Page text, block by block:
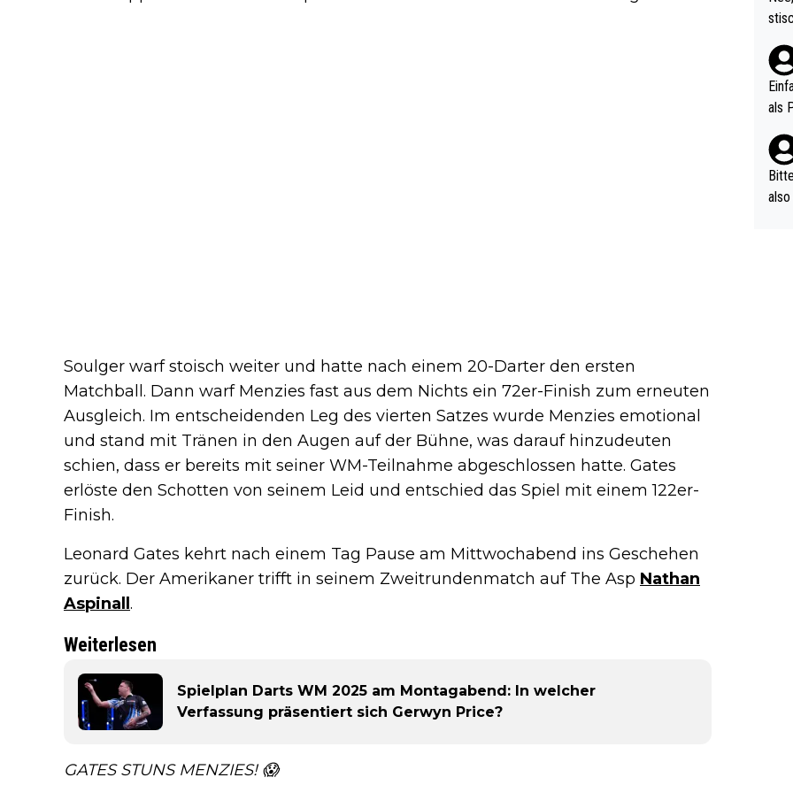
Soulger warf stoisch weiter und hatte nach einem 20-Darter den ersten
Matchball. Dann warf Menzies fast aus dem Nichts ein 72er-Finish zum erneuten
Ausgleich. Im entscheidenden Leg des vierten Satzes wurde Menzies emotional
und stand mit Tränen in den Augen auf der Bühne, was darauf hinzudeuten
schien, dass er bereits mit seiner WM-Teilnahme abgeschlossen hatte. Gates
erlöste den Schotten von seinem Leid und entschied das Spiel mit einem 122er-
Finish.
Leonard Gates kehrt nach einem Tag Pause am Mittwochabend ins Geschehen
zurück. Der Amerikaner trifft in seinem Zweitrundenmatch auf The Asp Nathan
Aspinall .
Weiterlesen
Spielplan Darts WM 2025 am Montagabend: In welcher
Verfassung präsentiert sich Gerwyn Price?
GATES STUNS MENZIES! 😱
(in
als
nes
ttler
vV
als